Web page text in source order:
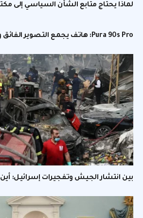
لماذا يحتاج متابع الشأن السياسي إلى
Pura 90s Pro: هاتف يجمع التصوير الفائق والبطارية الطويلة
بين انتشار الجيش وتفجيرات إسرائيل: أين